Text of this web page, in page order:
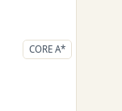
CORE A*